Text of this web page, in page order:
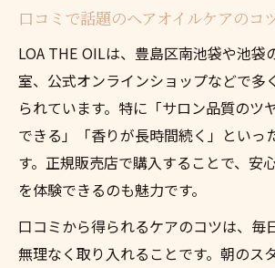
口コミで話題のヘアオイルケアのコ
LOA THE OILは、豊島区南池袋や池袋
室、公式オンラインショップなどで多
られています。特に「サロン品質のツ
できる」「香りが長時間続く」といっ
す。正規販売店で購入することで、安
を体験できるのも魅力です。
口コミから得られるケアのコツは、毎
無理なく取り入れることです。朝のス